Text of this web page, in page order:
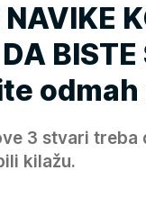
3 stvari treba
kilažu.